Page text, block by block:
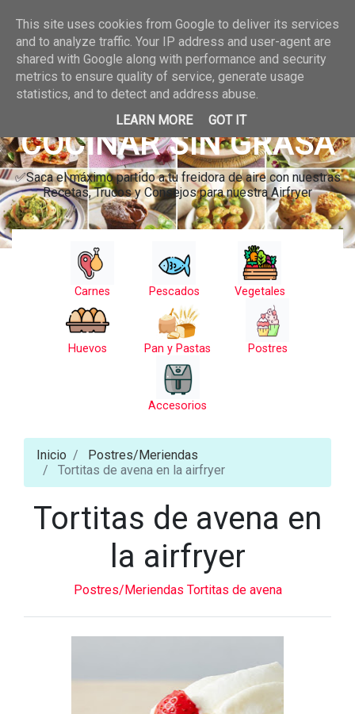
COCINAR SIN GRASA
✅Saca el máximo partido a tu freidora de aire con nuestras
Recetas, Trucos y Consejos para nuestra Airfryer
Carnes Pescados Vegetales
Huevos Pan y Pastas Postres
Accesorios
Inicio
Postres/Meriendas
Tortitas de avena en la airfryer
Tortitas de avena en
la airfryer
Postres/Meriendas Tortitas de avena
This site uses cookies from Google to deliver its services
and to analyze traffic. Your IP address and user-agent are
shared with Google along with performance and security
metrics to ensure quality of service, generate usage
statistics, and to detect and address abuse.
LEARN MORE
GOT IT